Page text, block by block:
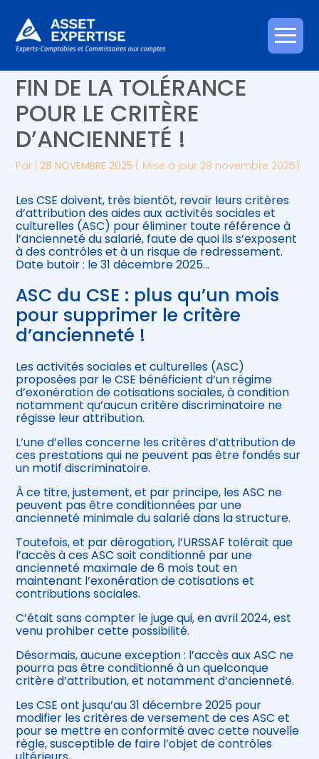
Aller
au
Créer et reprendre une activité
Gérer votre quotidien
Piloter votre entreprise
Développer votre entreprise
Être prêt pour la facturation
électronique
Piloter votre gestion
Suivre votre comptabilité
Gérer vos ressources humaines
ASC DU CSE : BIENTÔT LA
FIN DE LA TOLÉRANCE
POUR LE CRITÈRE
D’ANCIENNETÉ !
Par |28 NOVEMBRE 2025 ( Mise à jour 28 novembre 2025)
Les CSE doivent, très bientôt, revoir leurs critères
d’attribution des aides aux activités sociales et
culturelles (ASC) pour éliminer toute référence à
l’ancienneté du salarié, faute de quoi ils s’exposent
à des contrôles et à un risque de redressement.
Date butoir : le 31 décembre 2025…
ASC du CSE : plus qu’un mois
pour supprimer le critère
d’ancienneté !
Les activités sociales et culturelles (ASC)
proposées par le CSE bénéficient d’un régime
d’exonération de cotisations sociales, à condition
notamment qu’aucun critère discriminatoire ne
régisse leur attribution.
L’une d’elles concerne les critères d’attribution de
ces prestations qui ne peuvent pas être fondés sur
un motif discriminatoire.
À ce titre, justement, et par principe, les ASC ne
peuvent pas être conditionnées par une
ancienneté minimale du salarié dans la structure.
Toutefois, et par dérogation, l’URSSAF tolérait que
l’accès à ces ASC soit conditionné par une
ancienneté maximale de 6 mois tout en
maintenant l’exonération de cotisations et
contributions sociales.
C’était sans compter le juge qui, en avril 2024, est
venu prohiber cette possibilité.
Désormais, aucune exception : l’accès aux ASC ne
pourra pas être conditionné à un quelconque
critère d’attribution, et notamment d’ancienneté.
Les CSE ont jusqu’au 31 décembre 2025 pour
modifier les critères de versement de ces ASC et
pour se mettre en conformité avec cette nouvelle
règle, susceptible de faire l’objet de contrôles